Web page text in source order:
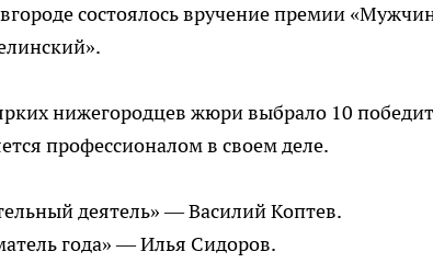
состоялось вручение премии
нижегородцев жюри выбрало 10
профессионалом в своем деле.
деятель» — Василий Коптев.
года» — Илья Сидоров.